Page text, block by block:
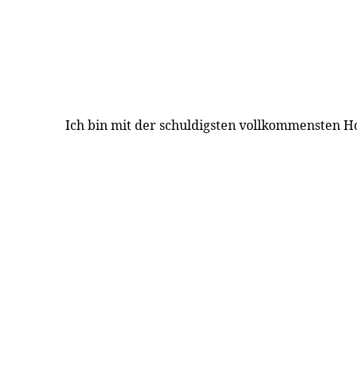
Ich bin mit der schuldigsten vollkommensten